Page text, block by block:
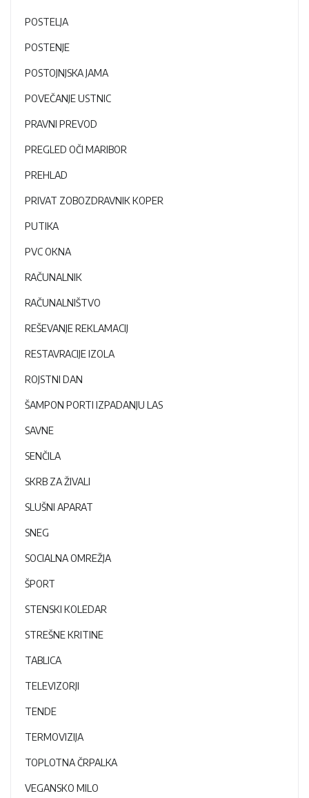
POSTELJA
POSTENJE
POSTOJNJSKA JAMA
POVEČANJE USTNIC
PRAVNI PREVOD
PREGLED OČI MARIBOR
PREHLAD
PRIVAT ZOBOZDRAVNIK KOPER
PUTIKA
PVC OKNA
RAČUNALNIK
RAČUNALNIŠTVO
REŠEVANJE REKLAMACIJ
RESTAVRACIJE IZOLA
ROJSTNI DAN
ŠAMPON PORTI IZPADANJU LAS
SAVNE
SENČILA
SKRB ZA ŽIVALI
SLUŠNI APARAT
SNEG
SOCIALNA OMREŽJA
ŠPORT
STENSKI KOLEDAR
STREŠNE KRITINE
TABLICA
TELEVIZORJI
TENDE
TERMOVIZIJA
TOPLOTNA ČRPALKA
VEGANSKO MILO